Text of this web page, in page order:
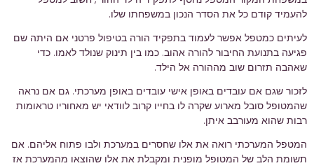
להעמיד קודם כל את הסדר הנכון במשפחתו שלו.
לעיתים כמטפל אפשר לעמוד בתפקיד הורה בטיפול פרטני אם היתה שם
פגיעה בתנועת החיבור להורה אהוב. כמו בין תינוק שנולד לאמו. כדי
שאהבה תזרום שוב מההורה אל הילד.
לזכור שגם אם עובדים באופן אישי עובדים באופן מערכתי. גם אם נראה
שהמטופל סובל מארוע שקרה לו בחייו קרוב לוודאי יש מאחוריו טראומות
רבות שהוא מעורבב איתן.
המטפל המערכתי רואה את אלו שחסרים במערכת ולבו פתוח אליהם. אם
תשומת הלב של המטופל מופנית ומקבלת את אלו שהוצאו מהמערכת אז